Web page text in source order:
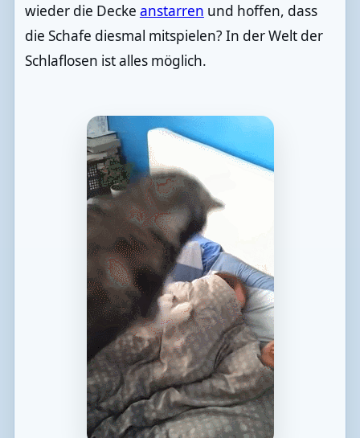
wieder die Decke anstarren und hoffen, dass
die Schafe diesmal mitspielen? In der Welt der
Schlaflosen ist alles möglich.